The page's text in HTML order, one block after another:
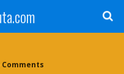
Comments